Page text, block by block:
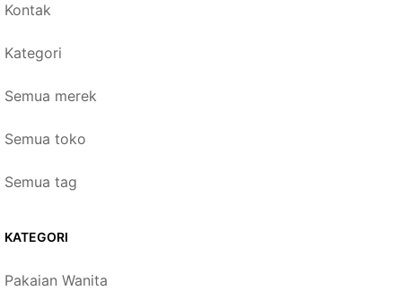
Kontak
Kategori
Semua merek
Semua toko
Semua tag
KATEGORI
Pakaian Wanita